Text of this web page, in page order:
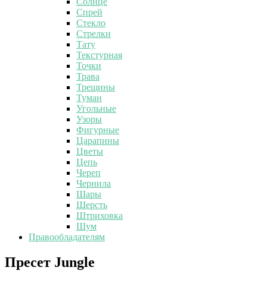
Спрей
Стекло
Стрелки
Тату
Текстурная
Точки
Трава
Трещины
Туман
Угольные
Узоры
Фигурные
Царапины
Цветы
Цепь
Череп
Чернила
Шары
Шерсть
Штриховка
Шум
Правообладателям
Пресет
Jungle
Пресет Jungle